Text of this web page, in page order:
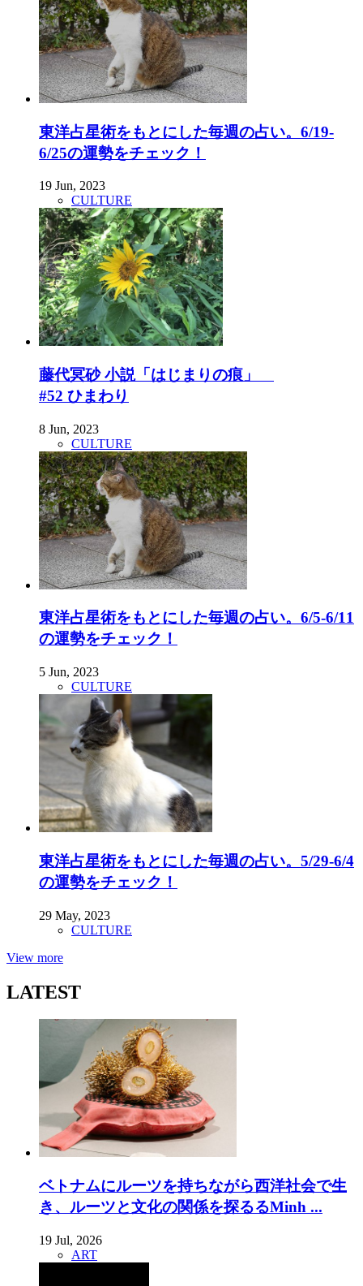
東洋占星術をもとにした毎週の占い。6/19-
6/25の運勢をチェック！
19 Jun, 2023
CULTURE
藤代冥砂 小説「はじまりの痕」
#52 ひまわり
8 Jun, 2023
CULTURE
東洋占星術をもとにした毎週の占い。6/5-6/11
の運勢をチェック！
5 Jun, 2023
CULTURE
東洋占星術をもとにした毎週の占い。5/29-6/4
の運勢をチェック！
29 May, 2023
CULTURE
View more
LATEST
ベトナムにルーツを持ちながら西洋社会で生
き、ルーツと文化の関係を探るるMinh ...
19 Jul, 2026
ART